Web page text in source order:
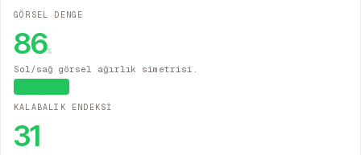
GÖRSEL DENGE
86%
Sol/sağ görsel ağırlık simetrisi.
KALABALIK ENDEKSİ
31